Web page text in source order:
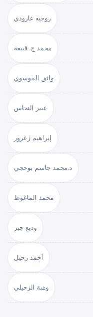
روجيه غارودي
محمد ج. قبيعة
واثق الموسوي
عبير النحاس
إبراهيم زعرور
د.محمد جاسم بوحجي
محمد الماغوط
وديع جبر
أحمد رحيل
وهبة الزحيلي